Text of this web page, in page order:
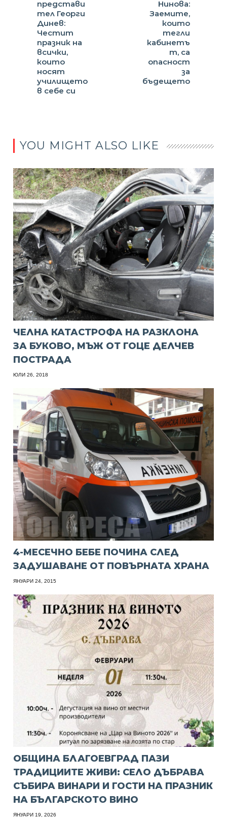
представи
тел Георги
Динев:
Честит
празник на
всички,
които
носят
училището
в себе си
Нинова:
Заемите,
които
тегли
кабинетъ
т, са
опасност
за
бъдещето
YOU MIGHT ALSO LIKE
ЧЕЛНА КАТАСТРОФА НА РАЗКЛОНА
ЗА БУКОВО, МЪЖ ОТ ГОЦЕ ДЕЛЧЕВ
ПОСТРАДА
ЮЛИ 26, 2018
4-МЕСЕЧНО БЕБЕ ПОЧИНА СЛЕД
ЗАДУШАВАНЕ ОТ ПОВЪРНАТА ХРАНА
ЯНУАРИ 24, 2015
ОБЩИНА БЛАГОЕВГРАД ПАЗИ
ТРАДИЦИИТЕ ЖИВИ: СЕЛО ДЪБРАВА
СЪБИРА ВИНАРИ И ГОСТИ НА ПРАЗНИК
НА БЪЛГАРСКОТО ВИНО
ЯНУАРИ 19, 2026